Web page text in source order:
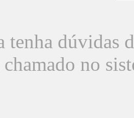
tenha dúvidas
no